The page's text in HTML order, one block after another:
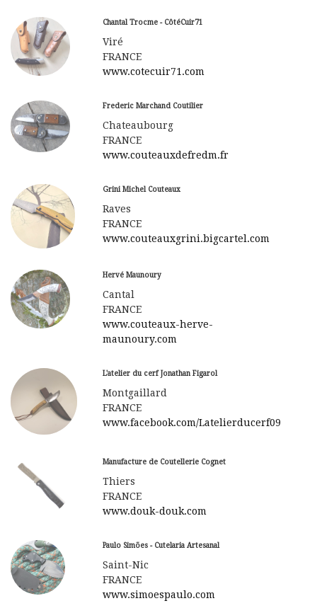
L'atelier du cerf Jonathan Figarol
Montgaillard
FRANCE
www.facebook.com/Latelierducerf09
Manufacture de Coutellerie Cognet
Thiers
FRANCE
www.douk-douk.com
Chantal Trocme - CôtéCuir71
Viré
FRANCE
www.cotecuir71.com
Frederic Marchand Coutilier
Chateaubourg
FRANCE
www.couteauxdefredm.fr
Grini Michel Couteaux
Raves
FRANCE
www.couteauxgrini.bigcartel.com
Hervé Maunoury
Cantal
FRANCE
www.couteaux-herve-
maunoury.com
Paulo Simões - Cutelaria Artesanal
Saint-Nic
FRANCE
www.simoespaulo.com